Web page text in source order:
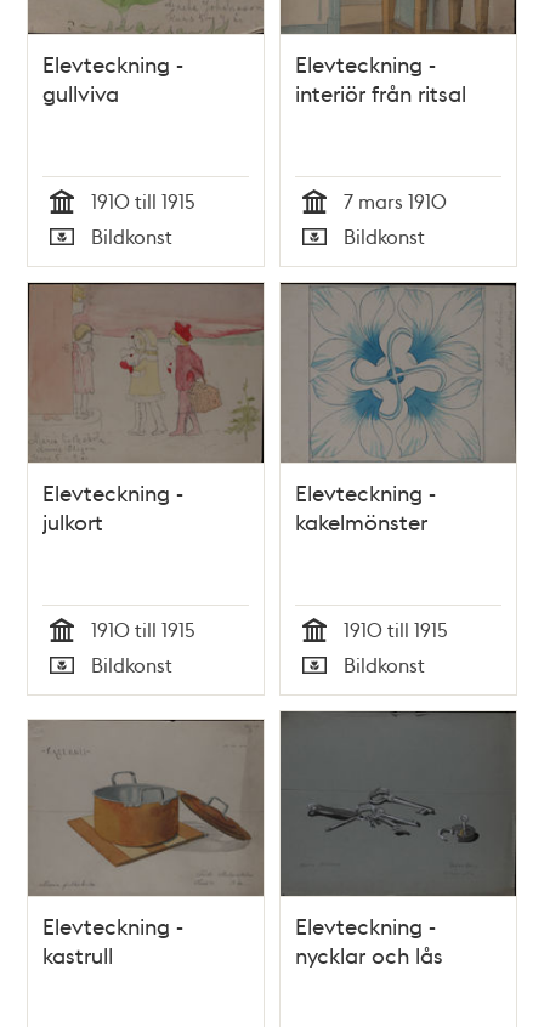
Elevteckning -
gullviva
Tid
1910 till 1915
Typ
Bildkonst
Elevteckning -
interiör från ritsal
Tid
7 mars 1910
Typ
Bildkonst
Elevteckning -
julkort
Tid
1910 till 1915
Typ
Bildkonst
Elevteckning -
kakelmönster
Tid
1910 till 1915
Typ
Bildkonst
Elevteckning -
kastrull
Elevteckning -
nycklar och lås